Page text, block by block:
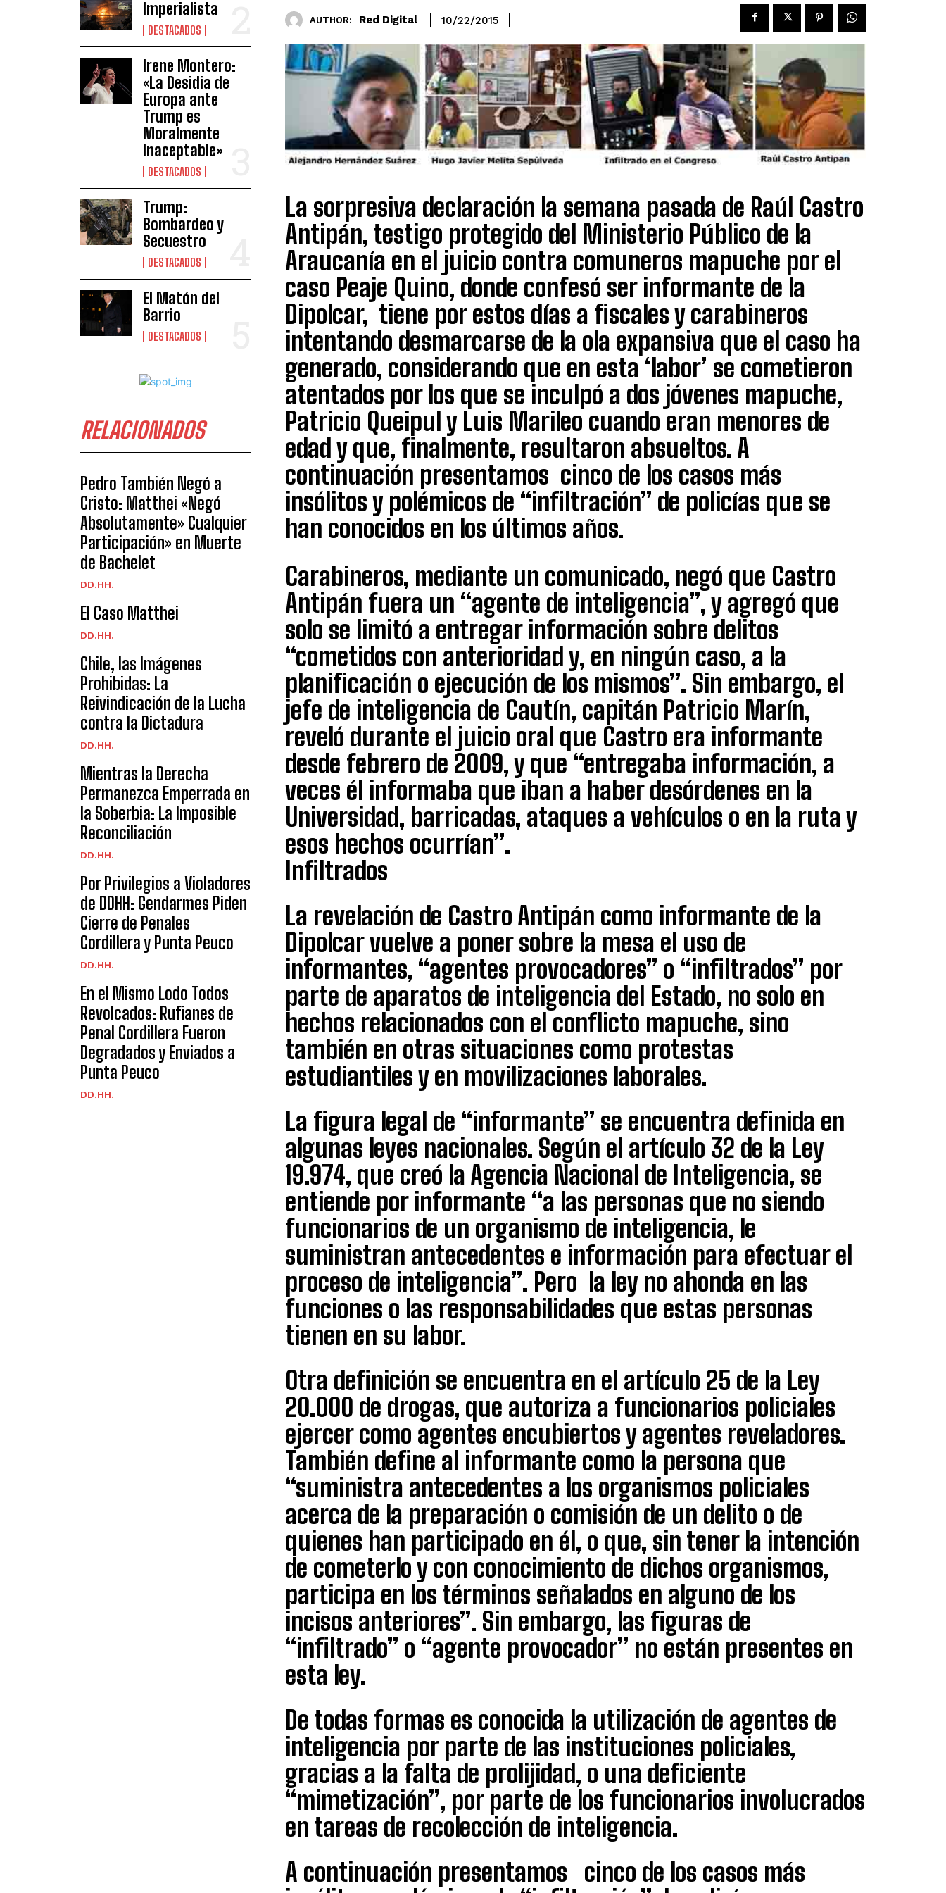
Imperialista
DESTACADOS
Irene Montero:
«La Desidia de
Europa ante
Trump es
Moralmente
Inaceptable»
DESTACADOS
Trump:
Bombardeo y
Secuestro
DESTACADOS
El Matón del
Barrio
DESTACADOS
RELACIONADOS
Pedro También Negó a
Cristo: Matthei «Negó
Absolutamente» Cualquier
Participación» en Muerte
de Bachelet
DD.HH.
El Caso Matthei
DD.HH.
Chile, las Imágenes
Prohibidas: La
Reivindicación de la Lucha
contra la Dictadura
DD.HH.
Mientras la Derecha
Permanezca Emperrada en
la Soberbia: La Imposible
Reconciliación
DD.HH.
Por Privilegios a Violadores
de DDHH: Gendarmes Piden
Cierre de Penales
Cordillera y Punta Peuco
DD.HH.
En el Mismo Lodo Todos
Revolcados: Rufianes de
Penal Cordillera Fueron
Degradados y Enviados a
Punta Peuco
DD.HH.
AUTHOR: Red Digital 10/22/2015
La sorpresiva declaración la semana pasada de Raúl Castro
Antipán, testigo protegido del Ministerio Público de la
Araucanía en el juicio contra comuneros mapuche por el
caso Peaje Quino, donde confesó ser informante de la
Dipolcar, tiene por estos días a fiscales y carabineros
intentando desmarcarse de la ola expansiva que el caso ha
generado, considerando que en esta ‘labor’ se cometieron
atentados por los que se inculpó a dos jóvenes mapuche,
Patricio Queipul y Luis Marileo cuando eran menores de
edad y que, finalmente, resultaron absueltos. A
continuación presentamos cinco de los casos más
insólitos y polémicos de “infiltración” de policías que se
han conocidos en los últimos años.
Carabineros, mediante un comunicado, negó que Castro
Antipán fuera un “agente de inteligencia”, y agregó que
solo se limitó a entregar información sobre delitos
“cometidos con anterioridad y, en ningún caso, a la
planificación o ejecución de los mismos”. Sin embargo, el
jefe de inteligencia de Cautín, capitán Patricio Marín,
reveló durante el juicio oral que Castro era informante
desde febrero de 2009, y que “entregaba información, a
veces él informaba que iban a haber desórdenes en la
Universidad, barricadas, ataques a vehículos o en la ruta y
esos hechos ocurrían”.
Infiltrados
La revelación de Castro Antipán como informante de la
Dipolcar vuelve a poner sobre la mesa el uso de
informantes, “agentes provocadores” o “infiltrados” por
parte de aparatos de inteligencia del Estado, no solo en
hechos relacionados con el conflicto mapuche, sino
también en otras situaciones como protestas
estudiantiles y en movilizaciones laborales.
La figura legal de “informante” se encuentra definida en
algunas leyes nacionales. Según el artículo 32 de la Ley
19.974, que creó la Agencia Nacional de Inteligencia, se
entiende por informante “a las personas que no siendo
funcionarios de un organismo de inteligencia, le
suministran antecedentes e información para efectuar el
proceso de inteligencia”. Pero la ley no ahonda en las
funciones o las responsabilidades que estas personas
tienen en su labor.
Otra definición se encuentra en el artículo 25 de la Ley
20.000 de drogas, que autoriza a funcionarios policiales
ejercer como agentes encubiertos y agentes reveladores.
También define al informante como la persona que
“suministra antecedentes a los organismos policiales
acerca de la preparación o comisión de un delito o de
quienes han participado en él, o que, sin tener la intención
de cometerlo y con conocimiento de dichos organismos,
participa en los términos señalados en alguno de los
incisos anteriores”. Sin embargo, las figuras de
“infiltrado” o “agente provocador” no están presentes en
esta ley.
De todas formas es conocida la utilización de agentes de
inteligencia por parte de las instituciones policiales,
gracias a la falta de prolijidad, o una deficiente
“mimetización”, por parte de los funcionarios involucrados
en tareas de recolección de inteligencia.
A continuación presentamos cinco de los casos más